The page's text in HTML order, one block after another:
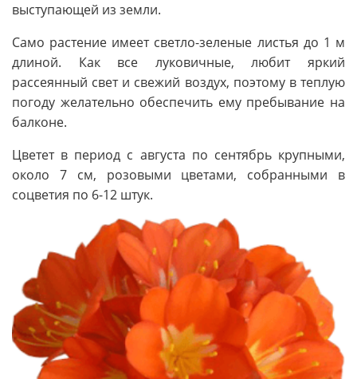
выступающей из земли.
Само растение имеет светло-зеленые листья до 1 м
длиной. Как все луковичные, любит яркий
рассеянный свет и свежий воздух, поэтому в теплую
погоду желательно обеспечить ему пребывание на
балконе.
Цветет в период с августа по сентябрь крупными,
около 7 см, розовыми цветами, собранными в
соцветия по 6-12 штук.